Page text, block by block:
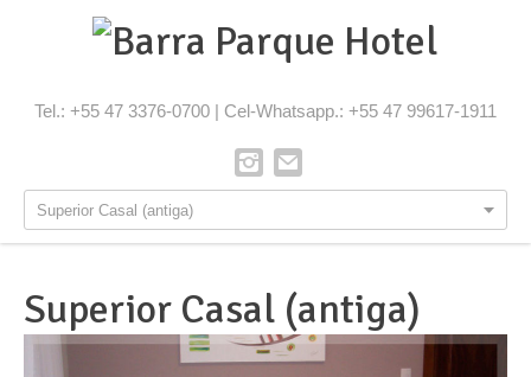
Tel.: +55 47 3376-0700 | Cel-Whatsapp.: +55 47 99617-1911
Superior Casal (antiga)
Superior Casal (antiga)